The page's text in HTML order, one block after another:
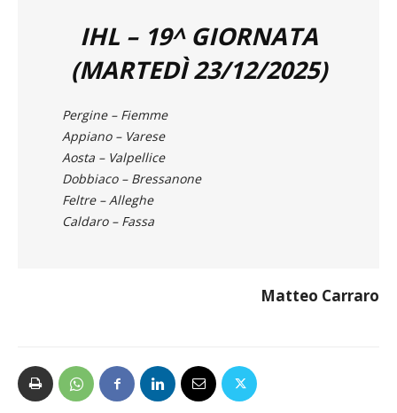
IHL – 19^ GIORNATA
(MARTEDÌ 23/12/2025)
Pergine – Fiemme
Appiano – Varese
Aosta – Valpellice
Dobbiaco – Bressanone
Feltre – Alleghe